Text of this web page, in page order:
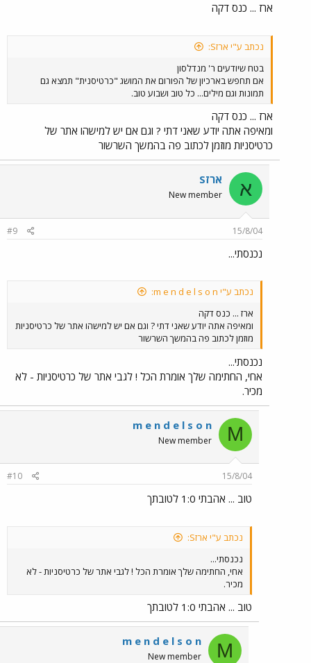
ארז ... כנס דקה
נכתב ע"י ארזS:
בטח שיודעים ר' מנדלסון
אם תחפש בארכיון של הפורום את המושג "כרטיסנית" תמצא גם
תמונות וגם מילים... כל טוב ושבוע טוב.
ארז ... כנס דקה
ומאיפה אתה יודע שאני דתי ? וגם אם יש למישהו אתר של
כרטיסניות מוזמן לכתוב פה בהמשך השרשור
א ארזS
New member
15/8/04
#9
נכנסתי...
נכתב ע"י m e n d e l s o n:
ארז ... כנס דקה
ומאיפה אתה יודע שאני דתי ? וגם אם יש למישהו אתר של כרטיסניות
מוזמן לכתוב פה בהמשך השרשור
נכנסתי...
אחי, החתימה שלך אומרת הכל ! לגבי אתר של כרטיסניות - לא
מכיר.
M
m e n d e l s o n
New member
15/8/04
#10
טוב ... אהבתי 1:0 לטובתך
נכתב ע"י ארזS:
נכנסתי...
אחי, החתימה שלך אומרת הכל ! לגבי אתר של כרטיסניות - לא
מכיר.
טוב ... אהבתי 1:0 לטובתך
M
m e n d e l s o n
New member